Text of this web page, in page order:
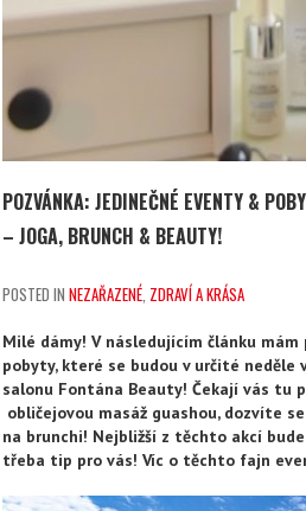
POZVÁNKA: JEDINEČNÉ EVENTY &
– JOGA, BRUNCH & BEAUTY!
POSTED IN NEZAŘAZENÉ, ZDRAVÍ A KRÁSA
Milé dámy! V následujícím článku
pobyty, které se budou v určité
salonu Fontána Beauty! Čekají vás tu
obličejovou masáž guashou, dozvíte
na brunchi! Nejbližší z těchto akcí
třeba tip pro vás! Víc o těchto fajn